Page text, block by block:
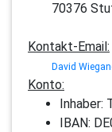
70376
Kontakt-Email:
David
Konto:
Inhaber:
IBAN: